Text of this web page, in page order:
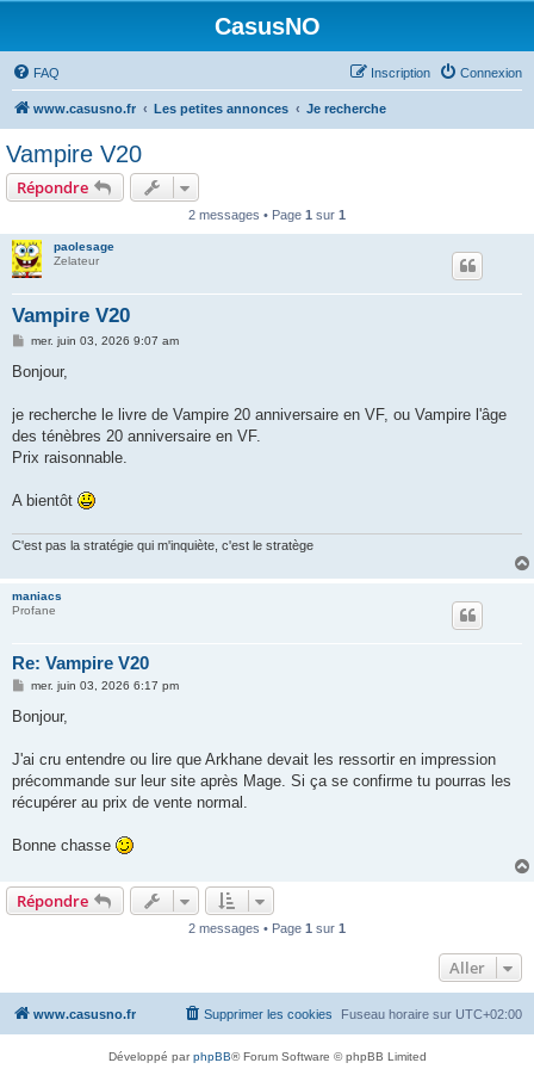
CasusNO
FAQ Connexion
Inscription
www.casusno.fr Les petites annonces Je recherche
Vampire V20
Répondre
2 messages • Page 1 sur 1
paolesage
Zelateur
Vampire V20
M
s
g
mer. juin 03, 2026 9:07 am
Bonjour,
je recherche le livre de Vampire 20 anniversaire en VF, ou Vampire l'âge
des ténèbres 20 anniversaire en VF.
Prix raisonnable.
A bientôt
C'est pas la stratégie qui m'inquiète, c'est le stratège
maniacs
Profane
Re: Vampire V20
M
s
g
mer. juin 03, 2026 6:17 pm
Bonjour,
J'ai cru entendre ou lire que Arkhane devait les ressortir en impression
précommande sur leur site après Mage. Si ça se confirme tu pourras les
récupérer au prix de vente normal.
Bonne chasse
Répondre
2 messages • Page 1 sur 1
Aller
www.casusno.fr Fuseau horaire sur UTC+02:00
Supprimer les cookies
Développé parphpBB® Forum Software © phpBB Limited